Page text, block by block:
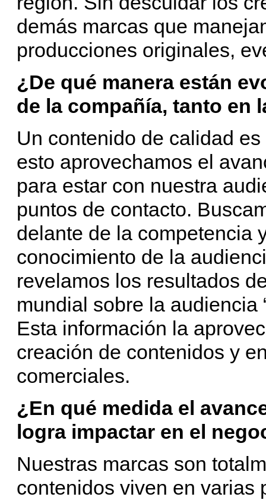
demás marcas que
producciones originales,
¿De qué manera están
de la compañía, tanto en
Un contenido de calidad
esto aprovechamos el
para estar con nuestra
puntos de contacto.
delante de la competencia
conocimiento de la
revelamos los resultados
mundial sobre la audiencia
Esta información la
creación de contenidos y
comerciales.
¿En qué medida el
logra impactar en el
Nuestras marcas son
contenidos viven en varias